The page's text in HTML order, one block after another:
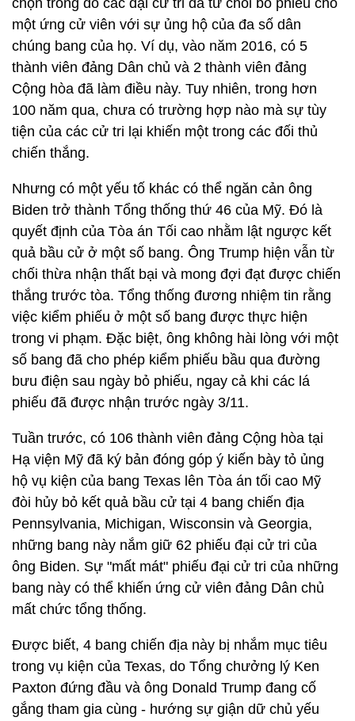
chọn trong đó các đại cử tri đã từ chối bỏ phiếu cho
một ứng cử viên với sự ủng hộ của đa số dân
chúng bang của họ. Ví dụ, vào năm 2016, có 5
thành viên đảng Dân chủ và 2 thành viên đảng
Cộng hòa đã làm điều này. Tuy nhiên, trong hơn
100 năm qua, chưa có trường hợp nào mà sự tùy
tiện của các cử tri lại khiến một trong các đối thủ
chiến thắng.
Nhưng có một yếu tố khác có thể ngăn cản ông
Biden trở thành Tổng thống thứ 46 của Mỹ. Đó là
quyết định của Tòa án Tối cao nhằm lật ngược kết
quả bầu cử ở một số bang. Ông Trump hiện vẫn từ
chối thừa nhận thất bại và mong đợi đạt được chiến
thắng trước tòa. Tổng thống đương nhiệm tin rằng
việc kiểm phiếu ở một số bang được thực hiện
trong vi phạm. Đặc biệt, ông không hài lòng với một
số bang đã cho phép kiểm phiếu bầu qua đường
bưu điện sau ngày bỏ phiếu, ngay cả khi các lá
phiếu đã được nhận trước ngày 3/11.
Tuần trước, có 106 thành viên đảng Cộng hòa tại
Hạ viện Mỹ đã ký bản đóng góp ý kiến bày tỏ ủng
hộ vụ kiện của bang Texas lên Tòa án tối cao Mỹ
đòi hủy bỏ kết quả bầu cử tại 4 bang chiến địa
Pennsylvania, Michigan, Wisconsin và Georgia,
những bang này nắm giữ 62 phiếu đại cử tri của
ông Biden. Sự "mất mát" phiếu đại cử tri của những
bang này có thể khiến ứng cử viên đảng Dân chủ
mất chức tổng thống.
Được biết, 4 bang chiến địa này bị nhắm mục tiêu
trong vụ kiện của Texas, do Tổng chưởng lý Ken
Paxton đứng đầu và ông Donald Trump đang cố
gắng tham gia cùng - hướng sự giận dữ chủ yếu